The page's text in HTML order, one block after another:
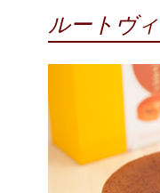
ルートヴ